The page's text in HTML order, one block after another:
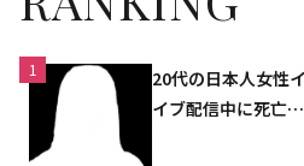
1
20代の日本人女性
イブ配信中に死亡